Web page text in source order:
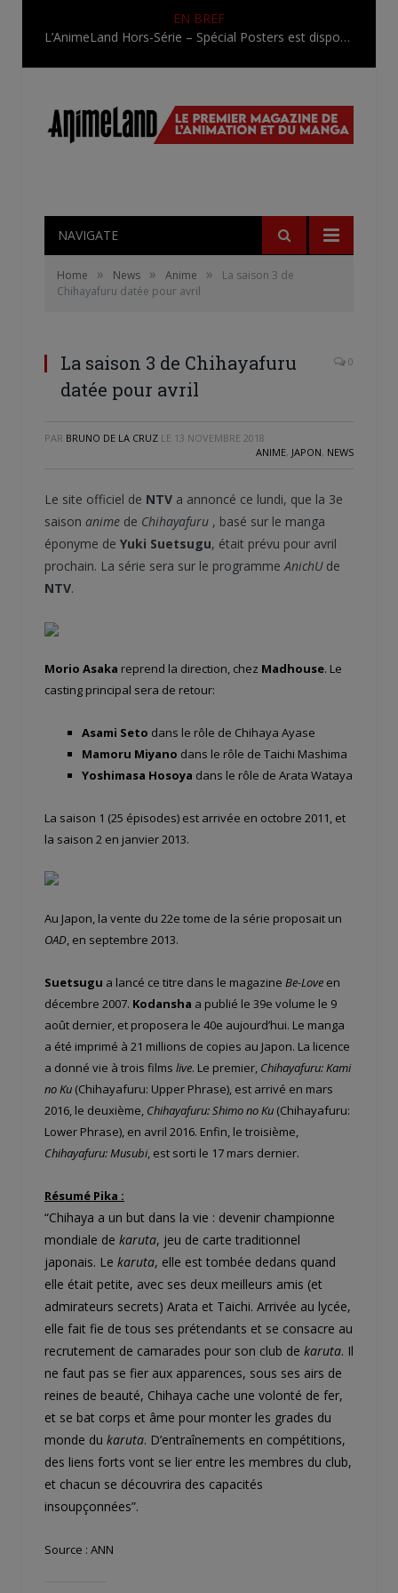
EN BREF
L’AnimeLand Hors-Série – Spécial Posters est disponible !
NAVIGATE
Home » News » Anime »
La saison 3 de
Chihayafuru datée pour avril
La saison 3 de Chihayafuru
datée pour avril
0
PAR BRUNO DE LA CRUZ LE 13 NOVEMBRE 2018
ANIME, JAPON, NEWS
Le site officiel de NTV a annoncé ce lundi, que la 3e
saison anime de Chihayafuru , basé sur le manga
éponyme de Yuki Suetsugu, était prévu pour avril
prochain. La série sera sur le programmeAnichUde
NTV.
Morio Asaka reprend la direction, chez Madhouse. Le
casting principal sera de retour:
Asami Seto dans le rôle de Chihaya Ayase
Mamoru Miyano dans le rôle de Taichi Mashima
Yoshimasa Hosoya dans le rôle de Arata Wataya
La saison 1 (25 épisodes) est arrivée en octobre 2011, et
la saison 2 en janvier 2013.
Au Japon, la vente du 22e tome de la série proposait un
OAD, en septembre 2013.
Suetsugu a lancé ce titre dans le magazine Be-Love en
décembre 2007. Kodansha a publié le 39e volume le 9
août dernier, et proposera le 40e aujourd’hui. Le manga
a été imprimé à 21 millions de copies au Japon. La licence
a donné vie à trois films live. Le premier, Chihayafuru: Kami
no Ku (Chihayafuru: Upper Phrase), est arrivé en mars
2016, le deuxième, Chihayafuru: Shimo no Ku (Chihayafuru:
Lower Phrase), en avril 2016. Enfin, le troisième,
Chihayafuru: Musubi, est sorti le 17 mars dernier.
Résumé Pika :
“Chihaya a un but dans la vie : devenir championne
mondiale de karuta, jeu de carte traditionnel
japonais. Le karuta, elle est tombée dedans quand
elle était petite, avec ses deux meilleurs amis (et
admirateurs secrets) Arata et Taichi. Arrivée au lycée,
elle fait fie de tous ses prétendants et se consacre au
recrutement de camarades pour son club de karuta. Il
ne faut pas se fier aux apparences, sous ses airs de
reines de beauté, Chihaya cache une volonté de fer,
et se bat corps et âme pour monter les grades du
monde du karuta. D’entraînements en compétitions,
des liens forts vont se lier entre les membres du club,
et chacun se découvrira des capacités
insoupçonnées”.
Source : ANN